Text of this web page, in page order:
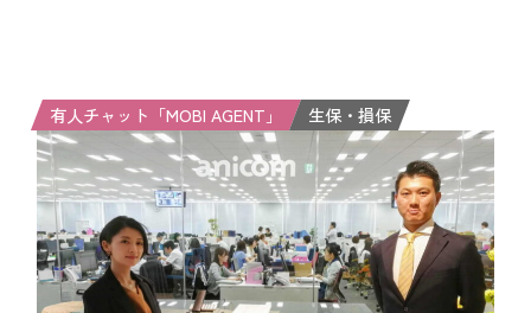
有人チャット「MOBI AGENT」 生保・損保